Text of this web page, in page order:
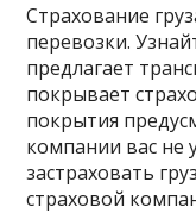
Страхование
перевозки.
предлагает
покрывает
покрытия
компании вас не
застраховать
страховой